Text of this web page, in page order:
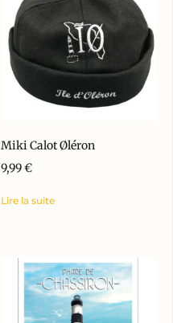
Miki Calot Øléron
9,99€
Lire la suite